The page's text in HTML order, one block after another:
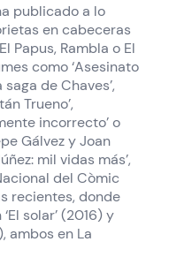
publicado a lo
en cabeceras
Papus, Rambla o El
como ‘Asesinato
saga de Chaves’,
Trueno’,
incorrecto’ o
Gálvez y Joan
mil vidas más’,
del Còmic
recientes, donde
solar’ (2016) y
ambos en La